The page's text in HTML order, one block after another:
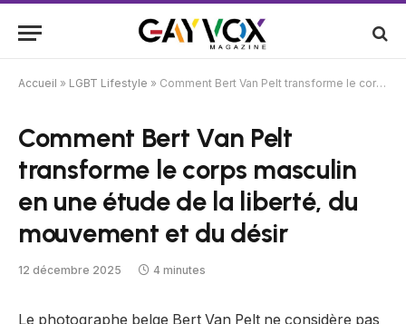
Accueil » LGBT Lifestyle » Comment Bert Van Pelt transforme le corps masculin en une étude de la liberté, du mouvement et du désir
Comment Bert Van Pelt
transforme le corps masculin
en une étude de la liberté, du
mouvement et du désir
12 décembre 2025 4 minutes
Le photographe belge Bert Van Pelt ne considère pas